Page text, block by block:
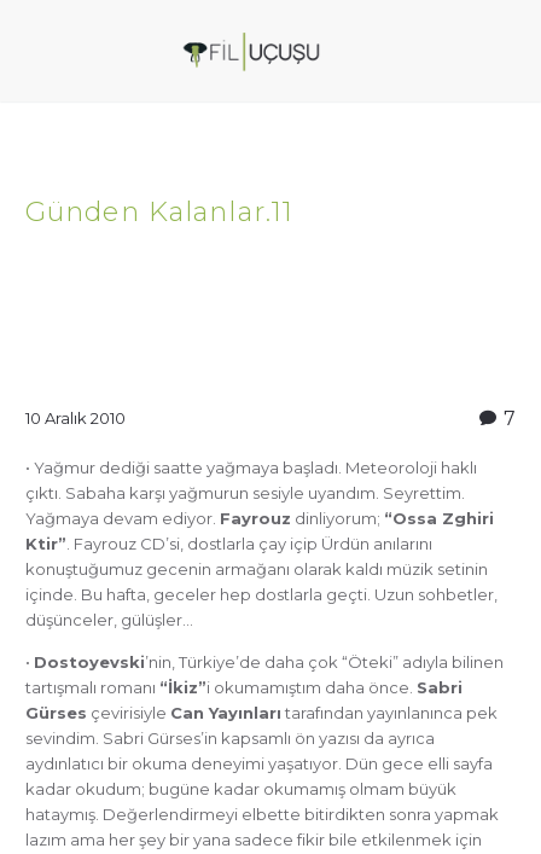
Günden Kalanlar.11
7
10 Aralık 2010
• Yağmur dediği saatte yağmaya başladı. Meteoroloji haklı
çıktı. Sabaha karşı yağmurun sesiyle uyandım. Seyrettim.
Yağmaya devam ediyor. Fayrouz dinliyorum; “Ossa Zghiri
Ktir” . Fayrouz CD’si, dostlarla çay içip Ürdün anılarını
konuştuğumuz gecenin armağanı olarak kaldı müzik setinin
içinde. Bu hafta, geceler hep dostlarla geçti. Uzun sohbetler,
düşünceler, gülüşler…
• Dostoyevski’nin, Türkiye’de daha çok “Öteki” adıyla bilinen
tartışmalı romanı “İkiz”i okumamıştım daha önce. Sabri
Gürses çevirisiyle Can Yayınları tarafından yayınlanınca pek
sevindim. Sabri Gürses’in kapsamlı ön yazısı da ayrıca
aydınlatıcı bir okuma deneyimi yaşatıyor. Dün gece elli sayfa
kadar okudum; bugüne kadar okumamış olmam büyük
hataymış. Değerlendirmeyi elbette bitirdikten sonra yapmak
lazım ama her şey bir yana sadece fikir bile etkilenmek için